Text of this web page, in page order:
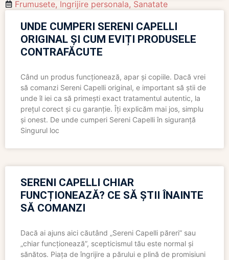
Frumusete, Ingrijire personala, Sanatate
UNDE CUMPERI SERENI CAPELLI
ORIGINAL ȘI CUM EVIȚI PRODUSELE
CONTRAFĂCUTE
Când un produs funcționează, apar și copiile. Dacă vrei
să comanzi Sereni Capelli original, e important să știi de
unde îl iei ca să primești exact tratamentul autentic, la
prețul corect și cu garanție. Îți explicăm mai jos, simplu
și onest. De unde cumperi Sereni Capelli în siguranță
Singurul loc
SERENI CAPELLI CHIAR
FUNCȚIONEAZĂ? CE SĂ ȘTII ÎNAINTE
SĂ COMANZI
Dacă ai ajuns aici căutând „Sereni Capelli păreri” sau
„chiar funcționează”, scepticismul tău este normal și
sănătos. Piața de îngrijire a părului e plină de promisiuni